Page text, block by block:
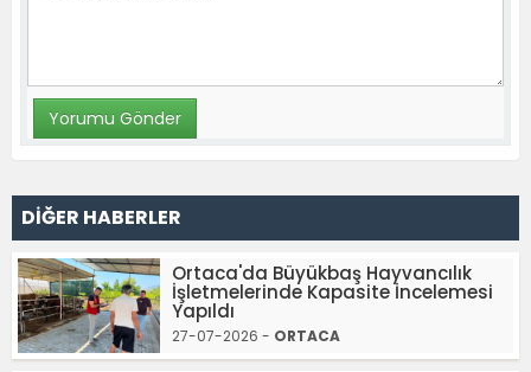
DİĞER HABERLER
Ortaca'da Büyükbaş Hayvancılık
İşletmelerinde Kapasite İncelemesi
Yapıldı
27-07-2026 - ORTACA